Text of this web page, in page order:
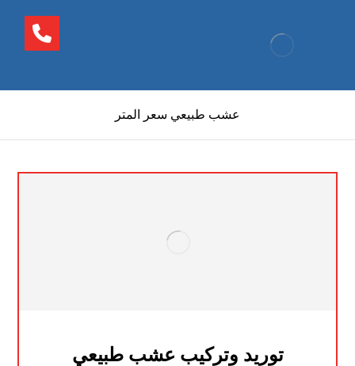
عشب طبيعي سعر المتر
توريد وتركيب عشب طبيعي